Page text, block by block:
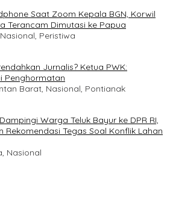
Saat Zoom Kepala BGN, Korwil
Terancam Dimutasi ke Papua
Peristiwa
Jurnalis? Ketua PWK:
Penghormatan
Barat, Nasional, Pontianak
Warga Teluk Bayur ke DPR RI,
Rekomendasi Tegas Soal Konflik Lahan
Nasional